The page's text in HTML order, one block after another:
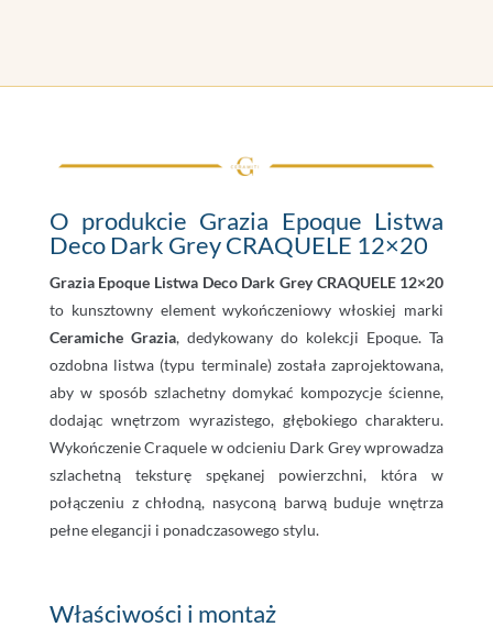
O produkcie Grazia Epoque Listwa
Deco Dark Grey CRAQUELE 12×20
Grazia Epoque Listwa Deco Dark Grey CRAQUELE 12×20
to kunsztowny element wykończeniowy włoskiej marki
Ceramiche Grazia, dedykowany do kolekcji Epoque. Ta
ozdobna listwa (typu terminale) została zaprojektowana,
aby w sposób szlachetny domykać kompozycje ścienne,
dodając wnętrzom wyrazistego, głębokiego charakteru.
Wykończenie Craquele w odcieniu Dark Grey wprowadza
szlachetną teksturę spękanej powierzchni, która w
połączeniu z chłodną, nasyconą barwą buduje wnętrza
pełne elegancji i ponadczasowego stylu.
Właściwości i montaż